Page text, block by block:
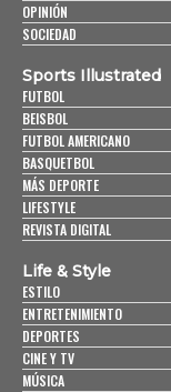
OPINIÓN
SOCIEDAD
Sports Illustrated
FUTBOL
BEISBOL
FUTBOL AMERICANO
BASQUETBOL
MÁS DEPORTE
LIFESTYLE
REVISTA DIGITAL
Life & Style
ESTILO
ENTRETENIMIENTO
DEPORTES
CINE Y TV
MÚSICA